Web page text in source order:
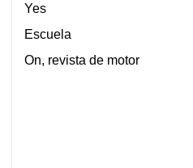
Yes
Escuela
On, revista de motor